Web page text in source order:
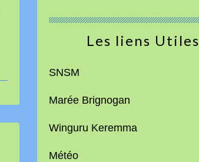
Les liens Utiles
SNSM
Marée Brignogan
Winguru Keremma
Météo